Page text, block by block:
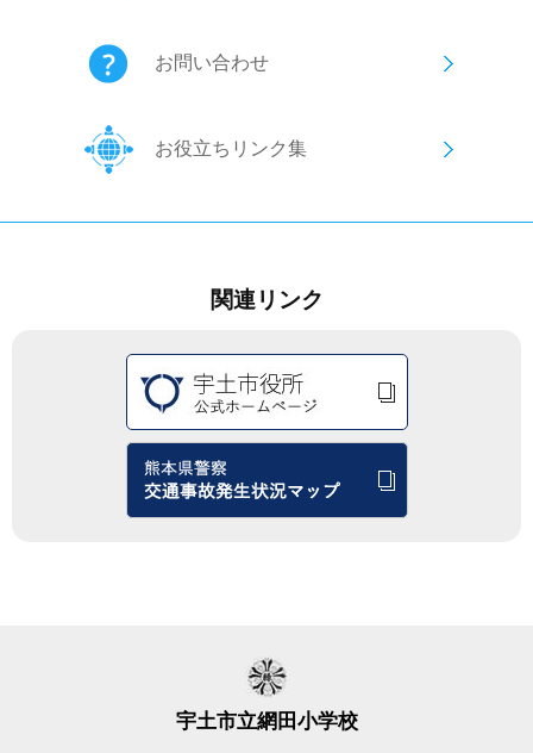
お問い合わせ
お役立ちリンク集
関連リンク
宇土市立網田小学校